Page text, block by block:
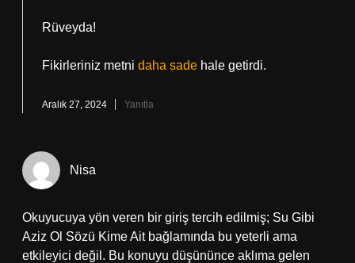
Rüveyda!
Fikirleriniz metni daha sade hale getirdi.
Aralık 27, 2024 Yanıtla
Nisa
Okuyucuya yön veren bir giriş tercih edilmiş; Su Gibi
Aziz Ol Sözü Kime Ait bağlamında bu yeterli ama
etkileyici değil. Bu konuyu düşününce aklıma gelen